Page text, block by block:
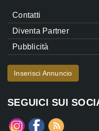
Contatti
Diventa Partner
Pubblicità
Inserisci Annuncio
SEGUICI SUI